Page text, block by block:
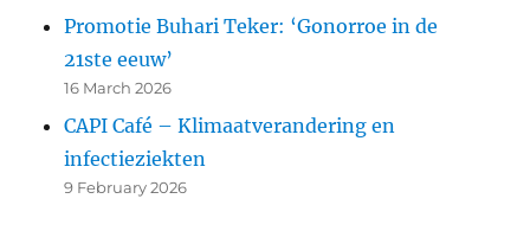
Promotie Buhari Teker: ‘Gonorroe in de
21ste eeuw’
16 March 2026
CAPI Café – Klimaatverandering en
infectieziekten
9 February 2026